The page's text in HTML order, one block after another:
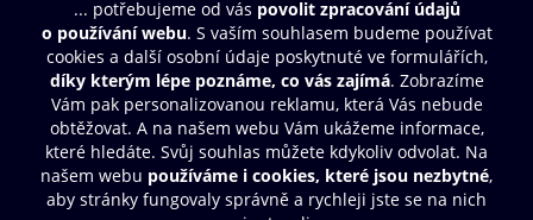
Obsah ke stažení
Moje O2 Knihovna
Další zábava
© O2 Czech Republic a.s.